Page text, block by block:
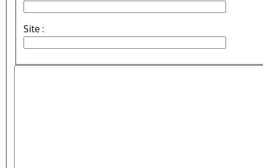
Site :